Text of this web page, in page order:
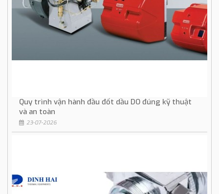
Quy trình vận hành đầu đốt dầu DO đúng kỹ thuật
và an toàn
23-07-2026